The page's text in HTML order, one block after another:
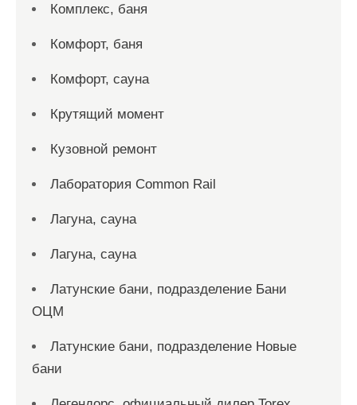
Комплекс, баня
Комфорт, баня
Комфорт, сауна
Крутящий момент
Кузовной ремонт
Лаборатория Common Rail
Лагуна, сауна
Лагуна, сауна
Латунские бани, подразделение Бани
ОЦМ
Латунские бани, подразделение Новые
бани